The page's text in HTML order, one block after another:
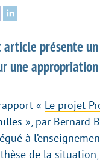
article présente
une
« Le projet
», par Bernard
à
de la